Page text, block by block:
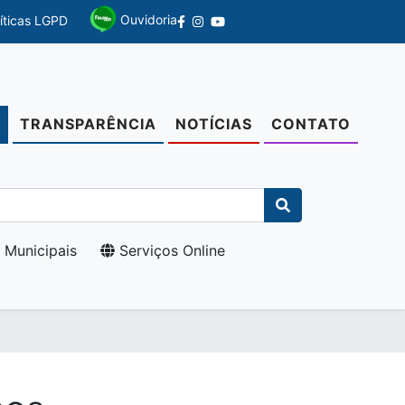
LGPD Ouvidoria
TRANSPARÊNCIA NOTÍCIAS CONTATO
Serviços Online